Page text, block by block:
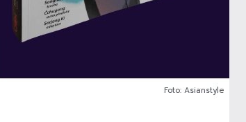
Foto: Asianstyle